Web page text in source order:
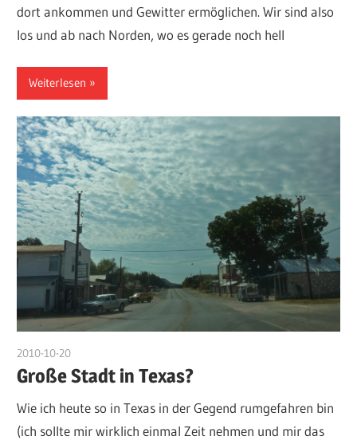
dort ankommen und Gewitter ermöglichen. Wir sind also
los und ab nach Norden, wo es gerade noch hell
Weiterlesen
2010-10-20
Große Stadt in Texas?
Wie ich heute so in Texas in der Gegend rumgefahren bin
(ich sollte mir wirklich einmal Zeit nehmen und mir das